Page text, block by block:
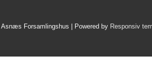
Asnæs Forsamlingshus | Powered by Responsiv